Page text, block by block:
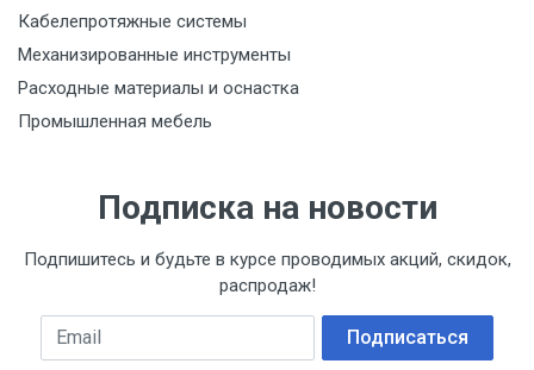
Кабелепротяжные системы
Механизированные инструменты
Расходные материалы и оснастка
Промышленная мебель
Подписка на новости
Подпишитесь и будьте в курсе проводимых акций, скидок,
распродаж!
Email Подписаться